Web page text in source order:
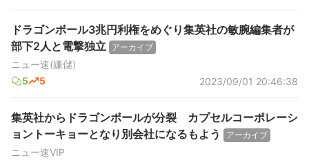
ドラゴンボール3兆円利権をめぐり集英社の敏腕編集者が
部下2人と電撃独立 アーカイブ
ニュー速(嫌儲)
5
5 2023/09/01 20:46:38
集英社からドラゴンボールが分裂 カプセルコーポレーシ
ョントーキョーとなり別会社になるもよう
アーカイブ
ニュー速VIP